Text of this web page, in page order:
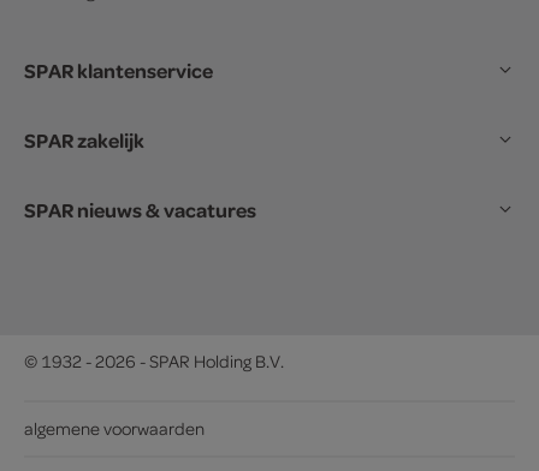
SPAR klantenservice
SPAR zakelijk
SPAR nieuws & vacatures
© 1932 - 2026 - SPAR Holding B.V.
algemene voorwaarden